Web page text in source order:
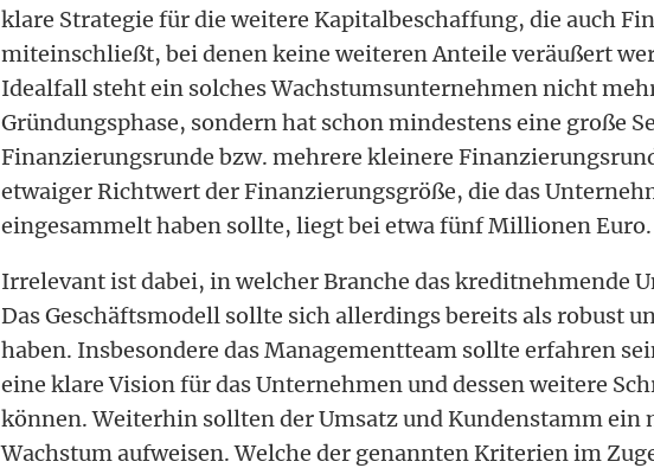
klare Strategie für die weitere Kapitalbeschaffung, die auch
miteinschließt, bei denen keine weiteren Anteile veräußert
Idealfall steht ein solches Wachstumsunternehmen nicht
Gründungsphase, sondern hat schon mindestens eine große
Finanzierungsrunde bzw. mehrere kleinere
etwaiger Richtwert der Finanzierungsgröße, die das
eingesammelt haben sollte, liegt bei etwa fünf Millionen Euro.
Irrelevant ist dabei, in welcher Branche das kreditnehmende
Das Geschäftsmodell sollte sich allerdings bereits als robust
haben. Insbesondere das Managementteam sollte erfahren
eine klare Vision für das Unternehmen und dessen weitere
können. Weiterhin sollten der Umsatz und Kundenstamm ein
Wachstum aufweisen. Welche der genannten Kriterien im